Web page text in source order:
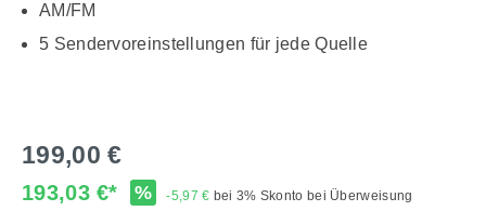
AM/FM
5 Sendervoreinstellungen für jede Quelle
199,00 €
193,03 €* % -5,97 € bei 3% Skonto bei Überweisung